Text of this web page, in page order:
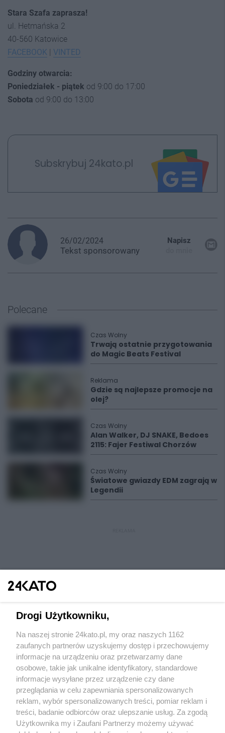
Stara Szafa zaprasza!
ul. Hetmańska 2
40-560 Katowice
FACEBOOK | VINTED
Godziny otwarcia:
Poniedziałek - piątek od 9:00 do 17:00
Sobota od 9:00 do 13:00
Subskrybuj 24kato.pl
26/02/2024
Tekst sponsorowany
Napisz
Polecane
Czas Wolny
Trwają ostatnie przygotowania
do Magic Beats Festival
Reklama
Gdzie są najlepsze promocje na
olej?
Czas Wolny
Alan Walker, DJ SNAKE, Bedoes
2115: Fajer Festiwal Chorzów
Czas Wolny
Światowe gwiazdy EDM zagrają w
Legendii
Wydawca mediów lokalnych
Nie zapomnij
zapoznać się z:
polityką prywatności regulamin korzystania z portali
Twojemiasto Skontakuj sięz nami
Drogi Użytkowniku,
Na naszej stronie 24kato.pl, my oraz naszych 1162
zaufanych partnerów uzyskujemy dostęp i przechowujemy
informacje na urządzeniu oraz przetwarzamy dane
osobowe, takie jak unikalne identyfikatory, standardowe
informacje wysyłane przez urządzenie czy dane
przeglądania w celu zapewniania spersonalizowanych
reklam, wybór spersonalizowanych treści, pomiar reklam i
treści, badanie odbiorców oraz ulepszanie usług. Za zgodą
Użytkownika my i Zaufani Partnerzy możemy używać